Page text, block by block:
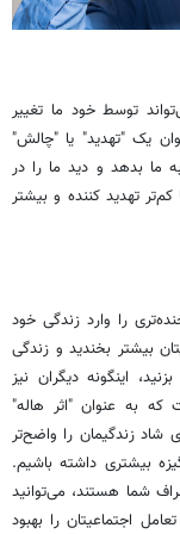
توسط خود ما تغییر
یک "تهدید" یا "چالش"
ما بدهد و دید ما را در
تهدید کننده و بیشتر
را وارد زندگی خود
بیشتر بخندید و زندگی
اینگونه دیگران نیز
به عنوان "اثر هاله"
شاد زندگیمان را واضح‌تر
بیشتری داشته باشیم.
شما هستند، می‌توانید
اجتماعیتان را بهبود